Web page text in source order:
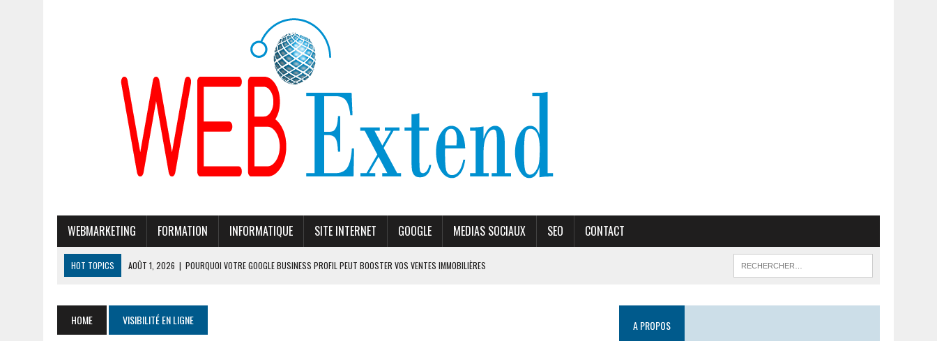
WEBMARKETING FORMATION INFORMATIQUE SITE INTERNET GOOGLE MEDIAS SOCIAUX SEO CONTACT
HOT TOPICS AOÛT 1, 2026 | POURQUOI VOTRE GOOGLE BUSINESS PROFIL PEUT BOOSTER VOS VENTES IMMOBILIÈRES
CLÉ DE SÉCURITÉ TÉLÉPHONE PORTABLE : 7 MODÈLES RECOMMANDÉS EN 2026
JUILLET 20, 2026 | PGI DEF EXPLIQUÉ : DÉFINITION ET AVANTAGES POUR VOTRE BUSINESS
HOME VISIBILITÉ EN LIGNE A PROPOS